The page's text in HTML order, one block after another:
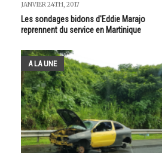
JANVIER 24TH, 2017
Les sondages bidons d'Eddie Marajo
reprennent du service en Martinique
A LA UNE